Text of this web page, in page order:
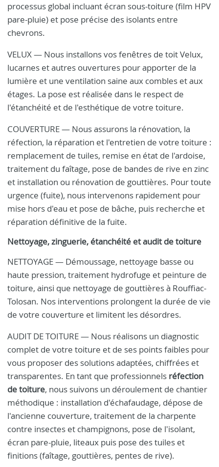
processus global incluant écran sous-toiture (film HPV
pare-pluie) et pose précise des isolants entre
chevrons.
VELUX — Nous installons vos fenêtres de toit Velux,
lucarnes et autres ouvertures pour apporter de la
lumière et une ventilation saine aux combles et aux
étages. La pose est réalisée dans le respect de
l'étanchéité et de l'esthétique de votre toiture.
COUVERTURE — Nous assurons la rénovation, la
réfection, la réparation et l'entretien de votre toiture :
remplacement de tuiles, remise en état de l'ardoise,
traitement du faîtage, pose de bandes de rive en zinc
et installation ou rénovation de gouttières. Pour toute
urgence (fuite), nous intervenons rapidement pour
mise hors d'eau et pose de bâche, puis recherche et
réparation définitive de la fuite.
Nettoyage, zinguerie, étanchéité et audit de toiture
NETTOYAGE — Démoussage, nettoyage basse ou
haute pression, traitement hydrofuge et peinture de
toiture, ainsi que nettoyage de gouttières à Rouffiac-
Tolosan. Nos interventions prolongent la durée de vie
de votre couverture et limitent les désordres.
AUDIT DE TOITURE — Nous réalisons un diagnostic
complet de votre toiture et de ses points faibles pour
vous proposer des solutions adaptées, chiffrées et
transparentes. En tant que professionnels réfection
de toiture, nous suivons un déroulement de chantier
méthodique : installation d'échafaudage, dépose de
l'ancienne couverture, traitement de la charpente
contre insectes et champignons, pose de l'isolant,
écran pare-pluie, liteaux puis pose des tuiles et
finitions (faîtage, gouttières, pentes de rive).